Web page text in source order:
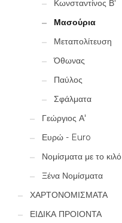
Κωνσταντίνος Β'
Μασούρια
Μεταπολίτευση
Όθωνας
Παύλος
Σφάλματα
Γεώργιος Α'
Ευρώ - Euro
Νομίσματα με το κιλό
Ξένα Νομίσματα
ΧΑΡΤΟΝΟΜΙΣΜΑΤΑ
ΕΙΔΙΚΑ ΠΡΟΙΟΝΤΑ